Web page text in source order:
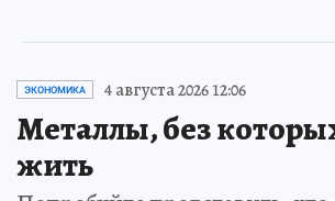
ЭКОНОМИКА 4 августа 2026 12:06
Металлы, без
жить